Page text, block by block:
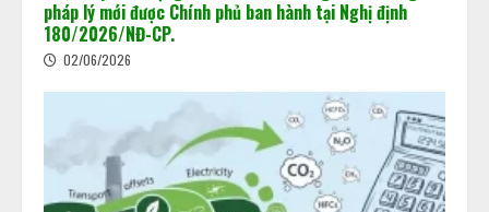
pháp lý mới được Chính phủ ban hành tại Nghị định
180/2026/NĐ-CP.
02/06/2026